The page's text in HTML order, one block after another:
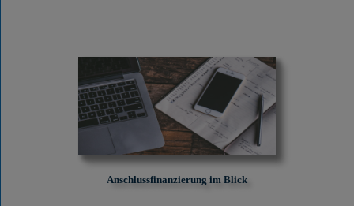
Anschlussfinanzierung im Blick